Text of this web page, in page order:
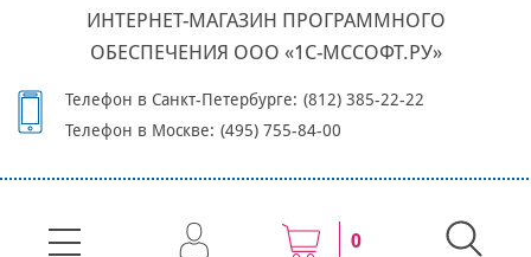
ИНТЕРНЕТ-МАГАЗИН ПРОГРАММНОГО
ОБЕСПЕЧЕНИЯ ООО «1С-МССОФТ.РУ»
Телефон в Санкт-Петербурге: (812) 385-22-22
Телефон в Москве: (495) 755-84-00
0